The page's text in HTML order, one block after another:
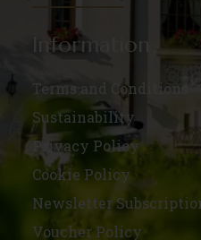
Information
Terms and Conditions
Sustainability
Privacy Policy
Cookie Policy
Newsletter
Voucher Policy